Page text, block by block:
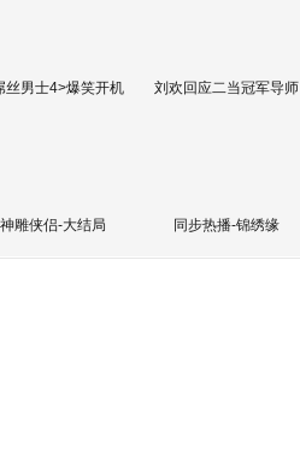
丝男士4>爆笑开机 刘欢回应二当冠军导师
神雕侠侣-大结局 同步热播-锦绣缘